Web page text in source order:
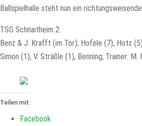
Ballspielhalle steht nun ein
TSG Schnaitheim 2:
Benz & J. Krafft (im Tor); Hofele (7), Hotz
Simon (1), V. Sträßle (1), Benning; Trainer: M.
Teilen mit:
Facebook